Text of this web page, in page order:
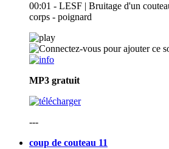
00:01 - LESF | Bruitage d'un
corps - poignard
MP3 gratuit
---
coup de couteau 11